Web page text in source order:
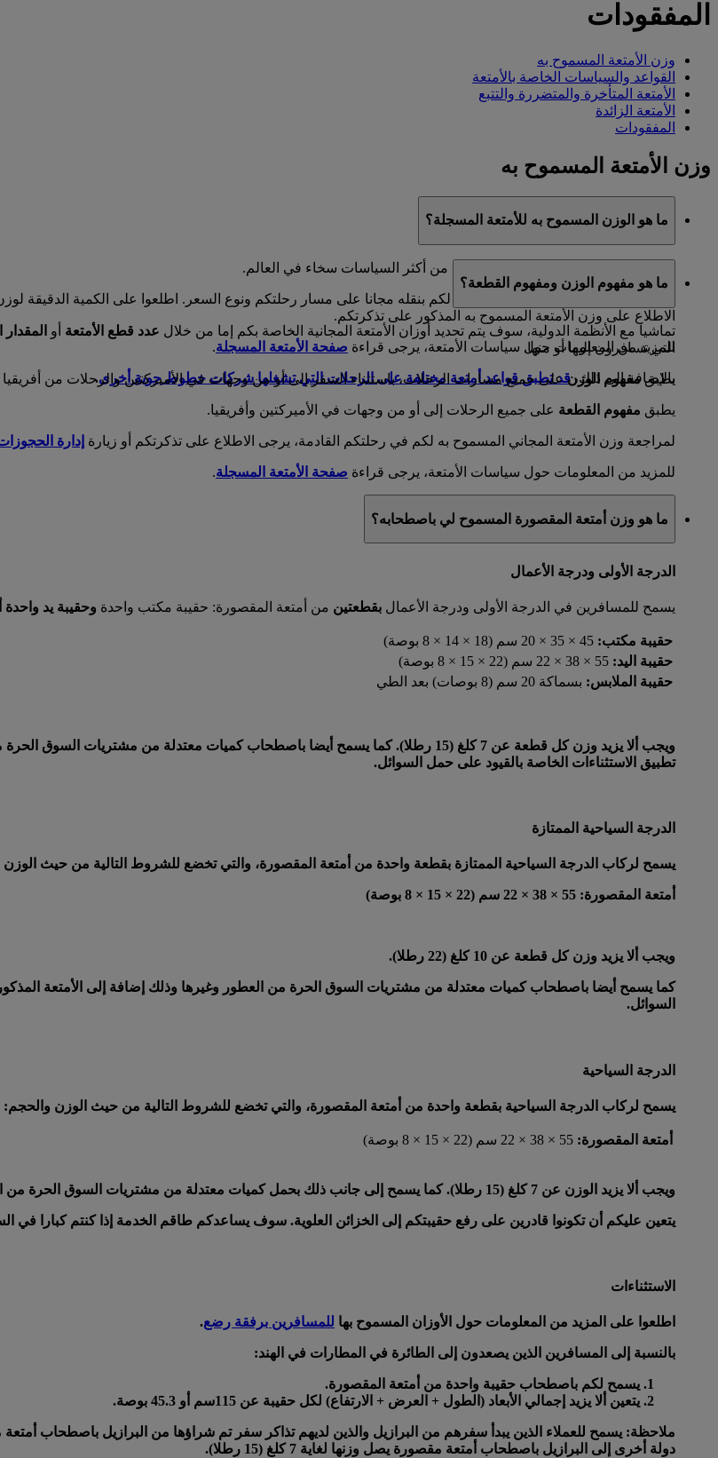
المفقودات
وزن الأمتعة المسموح به
القواعد والسياسات الخاصة بالأمتعة
الأمتعة المتأخرة والمتضررة والتتبع
الأمتعة الزائدة
المفقودات
وزن الأمتعة المسموح به
ما هو الوزن المسموح به للأمتعة المسجلة؟
تعد سياسة الأمتعة لدى طيران الإمارات من أكثر السياسات سخاء في العالم.
يعتمد وزن الأمتعة المسجلة الذي يسمح لكم بنقله مجانا على مسار رحلتكم ونوع السعر. اطلعوا على الكمية الدقيقة
الاطلاع على وزن الأمتعة المسموح به المذكور على تذكرتكم.
للمزيد من المعلومات حول سياسات الأمتعة، يرجى قراءة صفحة الأمتعة المسجلة.
بالإضافة إلى ذلك،قد تطبق قواعد أمتعة مختلفة على الرحلات التي تشغلها شركات خطوط جوية أخرى.
ما هو مفهوم الوزن ومفهوم القطعة؟
تماشيا مع الأنظمة الدولية، سوف يتم تحديد أوزان الأمتعة المجانية الخاصة بكم إما من خلال عدد قطع الأمتعة أو
التي تسافرون إليها أو منها.
يطبقمفهوم الوزنعلى جميع مسارات الرحلات، باستثناء السفر إلى أو من وجهات في الأميركتين والرحلات من أفريقيا
يطبق مفهوم القطعة على جميع الرحلات إلى أو من وجهات في الأميركتين وأفريقيا.
لمراجعة وزن الأمتعة المجاني المسموح به لكم في رحلتكم القادمة، يرجى الاطلاع على تذكرتكم أو زيارة إدارة
للمزيد من المعلومات حول سياسات الأمتعة، يرجى قراءة صفحة الأمتعة المسجلة.
ما هو وزن أمتعة المقصورة المسموح لي باصطحابه؟
الدرجة الأولى ودرجة الأعمال
يسمح للمسافرين في الدرجة الأولى ودرجة الأعمال بقطعتين من أمتعة المقصورة: حقيبة مكتب واحدة وحقيبة يد واحدة
حقيبة مكتب:
حقيبة اليد:
حقيبة الملابس: بسماكة 20 سم (8 بوصات) بعد الطي
ويجب ألا يزيد وزن كل قطعة عن 7 كلغ (15 رطلا). كما يسمح أيضا باصطحاب كميات معتدلة من
تطبيق الاستثناءات الخاصة بالقيود على حمل السوائل.
الدرجة السياحية الممتازة
يسمح لركاب الدرجة السياحية الممتازة بقطعة واحدة من أمتعة المقصورة، والتي تخضع للشروط التالية من حيث
أمتعة المقصورة: 55 × 38 × 22 سم (22 × 15 × 8 بوصة)
ويجب ألا يزيد وزن كل قطعة عن 10 كلغ (22 رطلا).
كما يسمح أيضا باصطحاب كميات معتدلة من مشتريات السوق الحرة من العطور وغيرها وذلك إضافة إلى الأمتعة
السوائل.
الدرجة السياحية
يسمح لركاب الدرجة السياحية بقطعة واحدة من أمتعة المقصورة، والتي تخضع للشروط التالية من حيث الوزن والحجم:
أمتعة المقصورة: 55 × 38 × 22 سم (22 × 15 × 8 بوصة)
ويجب ألا يزيد الوزن عن 7 كلغ (15 رطلا). كما يسمح إلى جانب ذلك بحمل كميات معتدلة من مشتريات السوق الحرة من العطور وغيرها.
يتعين عليكم أن تكونوا قادرين على رفع حقيبتكم إلى الخزائن العلوية. سوف يساعدكم طاقم الخدمة إذا كنتم كبارا
الاستثناءات
اطلعوا على المزيد من المعلومات حول الأوزان المسموح بها للمسافرين برفقة رضع.
بالنسبة إلى المسافرين الذين يصعدون إلى الطائرة في المطارات في الهند:
يسمح لكم باصطحاب حقيبة واحدة من أمتعة المقصورة.
يتعين ألا يزيد إجمالي الأبعاد (الطول + العرض + الارتفاع) لكل حقيبة عن 115سم أو 45.3 بوصة.
دولة أخرى إلى البرازيل باصطحاب أمتعة مقصورة يصل وزنها لغاية 7 كلغ (15 رطلا).